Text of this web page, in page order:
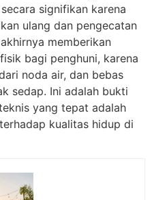
signifikan karena
ulang dan pengecatan
memberikan
bagi penghuni, karena
noda air, dan bebas
sedap. Ini adalah bukti
yang tepat adalah
kualitas hidup di